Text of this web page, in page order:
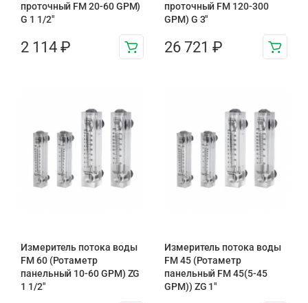
проточный FM 20-60 GPM)
G 1 1/2″
2 114 ₽
проточный FM 120-300
GPM) G 3″
26 721 ₽
Измеритель потока воды
FM 60 (Ротаметр
панельный 10-60 GPM) ZG
1 1/2″
Измеритель потока воды
FM 45 (Ротаметр
панельный FM 45(5-45
GPM)) ZG 1″